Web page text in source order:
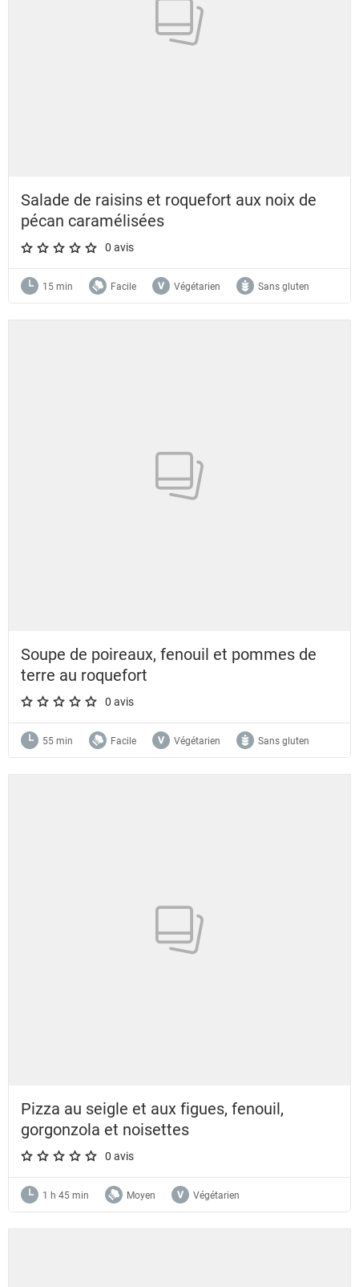
Salade de raisins et roquefort aux noix de
pécan caramélisées
A star rating of 0 out of 5.
0 avis
15 min Facile Végétarien Sans gluten
Soupe de poireaux, fenouil et pommes de
terre au roquefort
A star rating of 0 out of 5.
0 avis
55 min Facile Végétarien Sans gluten
Pizza au seigle et aux figues, fenouil,
gorgonzola et noisettes
A star rating of 0 out of 5.
0 avis
1 h 45 min Moyen Végétarien